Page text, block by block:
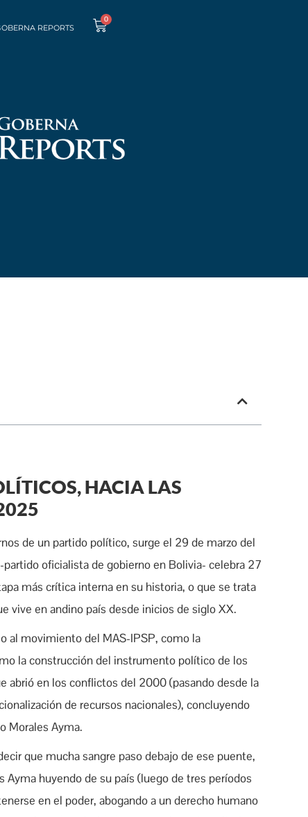
REPORTS
0
HACIA LAS
de un partido político, surge el 29 de marzo del
oficialista de gobierno en Bolivia- celebra 27
más crítica interna en su historia, o que se trata
vive en andino país desde inicios de siglo XX.
al movimiento del MAS-IPSP, como la
la construcción del instrumento político de los
abrió en los conflictos del 2000 (pasando desde la
de recursos nacionales), concluyendo
Morales Ayma.
que mucha sangre paso debajo de ese puente,
huyendo de su país (luego de tres períodos
en el poder, abogando a un derecho humano